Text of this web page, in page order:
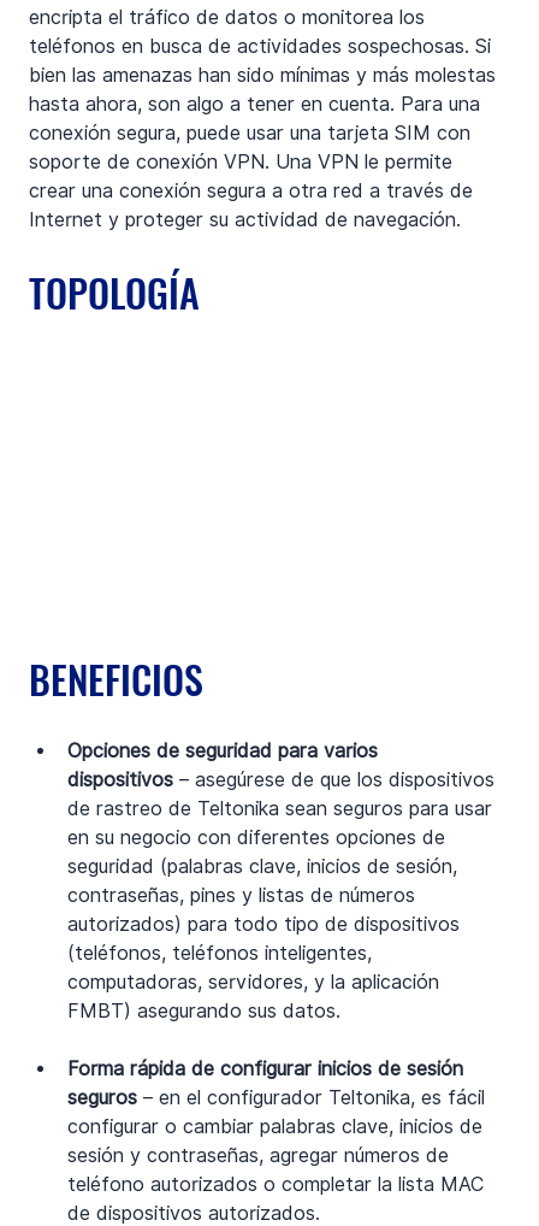
encripta el tráfico de datos o monitorea los
teléfonos en busca de actividades sospechosas. Si
bien las amenazas han sido mínimas y más molestas
hasta ahora, son algo a tener en cuenta. Para una
conexión segura, puede usar una tarjeta SIM con
soporte de conexión VPN. Una VPN le permite
crear una conexión segura a otra red a través de
Internet y proteger su actividad de navegación.
TOPOLOGÍA
BENEFICIOS
Opciones de seguridad para varios
dispositivos – asegúrese de que los dispositivos
de rastreo de Teltonika sean seguros para usar
en su negocio con diferentes opciones de
seguridad (palabras clave, inicios de sesión,
contraseñas, pines y listas de números
autorizados) para todo tipo de dispositivos
(teléfonos, teléfonos inteligentes,
computadoras, servidores, y la aplicación
FMBT) asegurando sus datos.
Forma rápida de configurar inicios de sesión
seguros – en el configurador Teltonika, es fácil
configurar o cambiar palabras clave, inicios de
sesión y contraseñas, agregar números de
teléfono autorizados o completar la lista MAC
de dispositivos autorizados.